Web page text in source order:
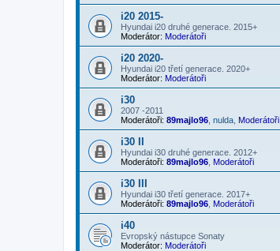
i20 2015-
Hyundai i20 druhé generace. 2015+
Moderátor: Moderátoři
i20 2020-
Hyundai i20 třetí generace. 2020+
Moderátor: Moderátoři
i30
2007 -2011
Moderátoři: 89majlo96 nulda Moderátoři
i30 II
Hyundai i30 druhé generace. 2012+
Moderátoři: 89majlo96 Moderátoři
i30 III
Hyundai i30 třetí generace. 2017+
Moderátoři: 89majlo96 Moderátoři
i40
Evropský nástupce Sonaty
Moderátor: Moderátoři